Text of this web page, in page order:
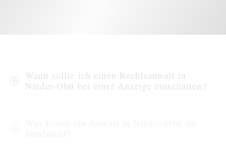
Wann sollte ich einen Rechtsanwalt in
Nieder-Olm bei einer Anzeige einschalten?